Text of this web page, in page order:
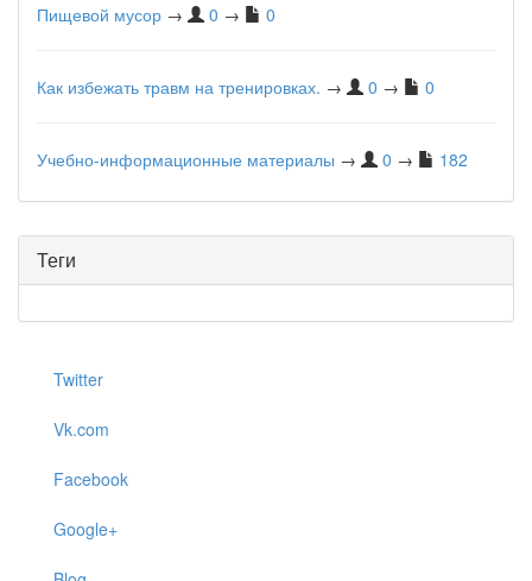
Пищевой мусор → 0 → 0
Как избежать травм на тренировках. → 0 → 0
Учебно-информационные материалы → 0 → 182
Теги
Twitter
Vk.com
Facebook
Google+